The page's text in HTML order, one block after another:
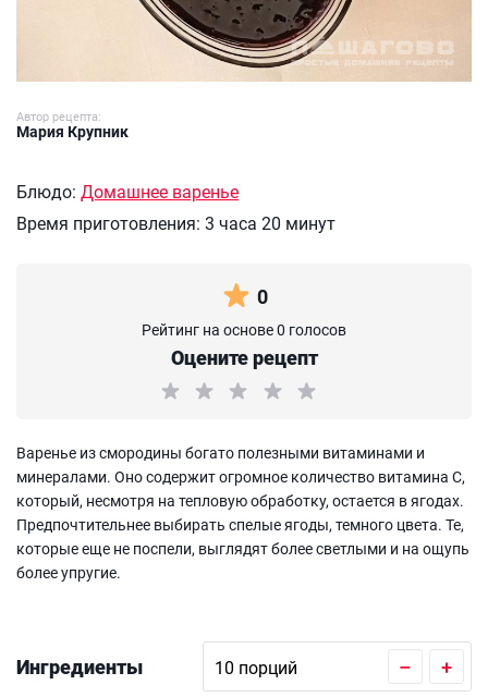
Автор рецепта:
Мария Крупник
Блюдо: Домашнее варенье
Время приготовления: 3 часа 20 минут
0
Рейтинг на основе 0 голосов
Оцените рецепт
Варенье из смородины богато полезными витаминами и
минералами. Оно содержит огромное количество витамина С,
который, несмотря на тепловую обработку, остается в ягодах.
Предпочтительнее выбирать спелые ягоды, темного цвета. Те,
которые еще не поспели, выглядят более светлыми и на ощупь
более упругие.
Ингредиенты – +